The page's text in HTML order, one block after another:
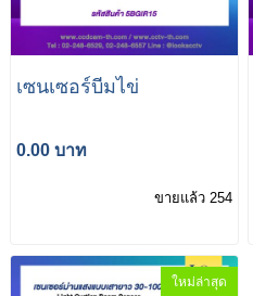
เซนเซอร์บีมไข่
0.00 บาท
ขายแล้ว 254
ใหม่ล่าสุด